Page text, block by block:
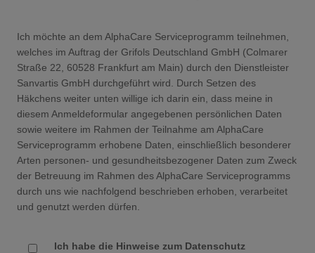
Ich möchte an dem AlphaCare Serviceprogramm teilnehmen,
welches im Auftrag der Grifols Deutschland GmbH (Colmarer
Straße 22, 60528 Frankfurt am Main) durch den Dienstleister
Sanvartis GmbH durchgeführt wird. Durch Setzen des
Häkchens weiter unten willige ich darin ein, dass meine in
diesem Anmeldeformular angegebenen persönlichen Daten
sowie weitere im Rahmen der Teilnahme am AlphaCare
Serviceprogramm erhobene Daten, einschließlich besonderer
Arten personen- und gesundheitsbezogener Daten zum Zweck
der Betreuung im Rahmen des AlphaCare Serviceprogramms
durch uns wie nachfolgend beschrieben erhoben, verarbeitet
und genutzt werden dürfen.
Ich habe die Hinweise zum Datenschutz